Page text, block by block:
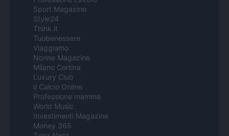
Sport Magazine
Style24
Think.it
Tuobenessere
Viaggiamo
Nonne Magazine
Milano Cortina
Luxury Club
Il Calcio Online
Professione mamma
World Music
Investimenti Magazine
Money 365